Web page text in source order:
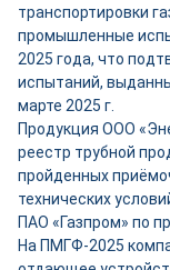
транспортировки
промышленные
2025 года, что
испытаний,
марте 2025 г.
Продукция ООО
реестр трубной
пройденных
технических
ПАО «Газпром» по
На ПМГФ-2025